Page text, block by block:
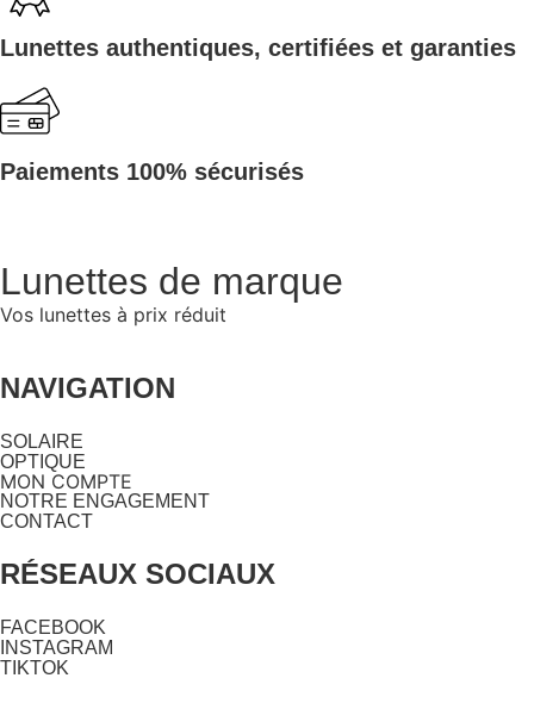
Lunettes authentiques, certifiées et garanties
Paiements 100% sécurisés
Lunettes de marque
Vos lunettes à prix réduit
NAVIGATION
SOLAIRE
OPTIQUE
MON COMPTE
NOTRE ENGAGEMENT
CONTACT
RÉSEAUX SOCIAUX
FACEBOOK
INSTAGRAM
TIKTOK